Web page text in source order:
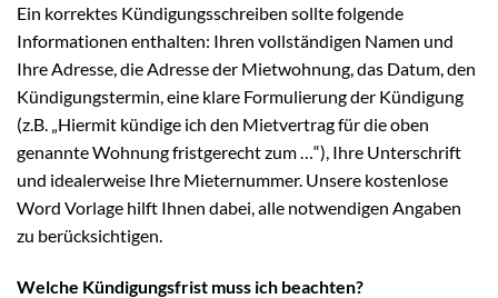
Ein korrektes Kündigungsschreiben sollte folgende
Informationen enthalten: Ihren vollständigen Namen und
Ihre Adresse, die Adresse der Mietwohnung, das Datum, den
Kündigungstermin, eine klare Formulierung der Kündigung
(z.B. „Hiermit kündige ich den Mietvertrag für die oben
genannte Wohnung fristgerecht zum …“), Ihre Unterschrift
und idealerweise Ihre Mieternummer. Unsere kostenlose
Word Vorlage hilft Ihnen dabei, alle notwendigen Angaben
zu berücksichtigen.
Welche Kündigungsfrist muss ich beachten?